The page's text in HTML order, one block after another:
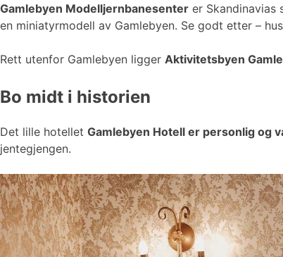
Gamlebyen Modelljernbanesenter er Skandinavias
en miniatyrmodell av Gamlebyen. Se godt etter –
Rett utenfor Gamlebyen ligger Aktivitetsbyen
Bo midt i historien
Det lille hotellet Gamlebyen Hotell er personlig og
jentegjengen.